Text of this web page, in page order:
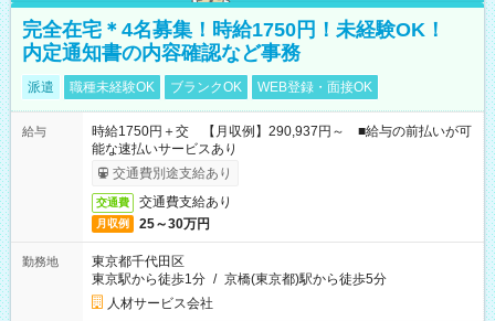
完全在宅＊4名募集！時給1750円！未経験OK！
内定通知書の内容確認など事務
派遣 職種未経験OK ブランクOK WEB登録・面接OK
給与
時給1750円＋交 【月収例】290,937円～ ■給与の前払いが可
能な速払いサービスあり
交通費別途支給あり
交通費 交通費支給あり
月収例 25～30万円
勤務地
東京都千代田区
東京駅から徒歩1分 / 京橋(東京都)駅から徒歩5分
人材サービス会社